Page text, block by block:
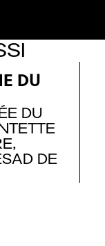
DU
DU
DE